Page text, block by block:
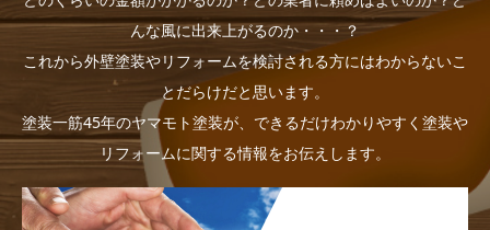
んな風に出来上がるのか・・・？
これから外壁塗装やリフォームを検討される方にはわからないこ
とだらけだと思います。
塗装一筋45年のヤマモト塗装が、できるだけわかりやすく塗装や
リフォームに関する情報をお伝えします。